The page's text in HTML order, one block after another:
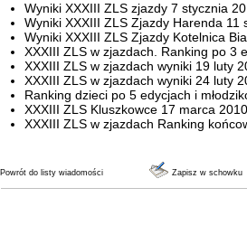
Wyniki XXXIII ZLS zjazdy 7 stycznia
Wyniki XXXIII ZLS Zjazdy Harenda 11
Wyniki XXXIII ZLS Zjazdy Kotelnica
XXXIII ZLS w zjazdach. Ranking po 3
XXXIII ZLS w zjazdach wyniki 19 luty
XXXIII ZLS w zjazdach wyniki 24 luty
Ranking dzieci po 5 edycjach i
XXXIII ZLS Kluszkowce 17 marca 2010
XXXIII ZLS w zjazdach Ranking
Powrót do listy wiadomości Zapisz w schowku